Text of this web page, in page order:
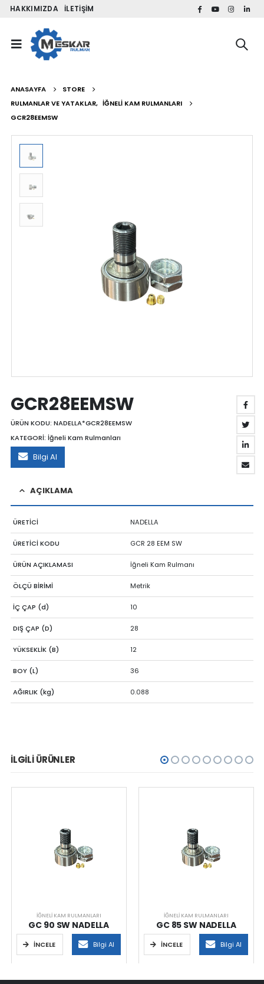
HAKKIMIZDA İLETIŞIM
ANASAYFA
STORE
RULMANLAR VE YATAKLAR, İĞNELI KAM RULMANLARI
GCR28EEMSW
GCR28EEMSW
ÜRÜN KODU: NADELLA*GCR28EEMSW
KATEGORİ: İğneli Kam Rulmanları
Bilgi Al
AÇIKLAMA
ÜRETİCİ NADELLA
ÜRETİCİ KODU GCR 28 EEM SW
ÜRÜN AÇIKLAMASI İğneli Kam Rulmanı
ÖLÇÜ BİRİMİ Metrik
İÇ ÇAP (d) 10
DIŞ ÇAP (D) 28
YÜKSEKLİK (B) 12
BOY (L) 36
AĞIRLIK (kg) 0.088
İLGILI ÜRÜNLER
İĞNELI KAM RULMANLARI
GC 90 SW NADELLA
İNCELE Bilgi Al
İĞNELI KAM RULMANLARI
GC 85 SW NADELLA
İNCELE Bilgi Al